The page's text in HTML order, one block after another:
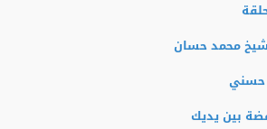
محمد حسان
حسني